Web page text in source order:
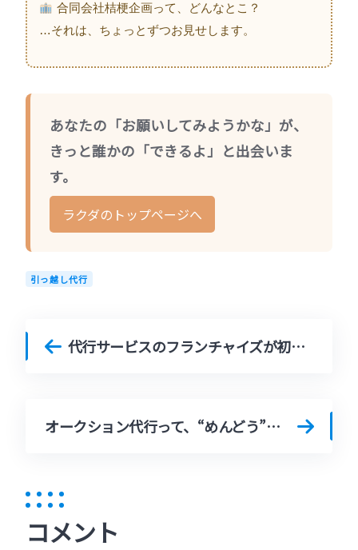
合同会社桔梗企画って、どんなとこ？
…それは、ちょっとずつお見せします。
あなたの「お願いしてみようかな」が、
きっと誰かの「できるよ」と出会いま
す。
ラクダのトップページへ
引っ越し代行
代行サービスのフランチャイズが初心者に選ばれる理由【ノウハウなしでも開業できる？】
オークション代行って、“めんどう”から自由になれる方法だった｜不用品処分の新常識
コメント